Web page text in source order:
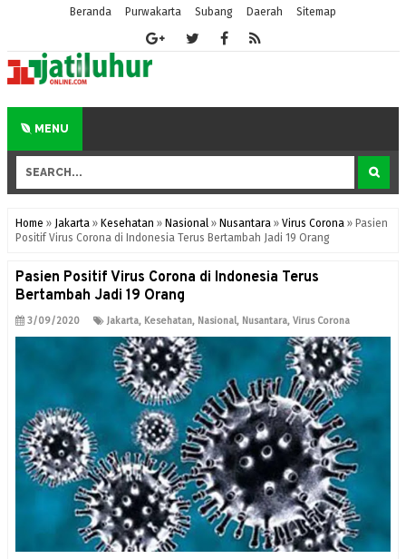
Beranda Purwakarta Subang Daerah Sitemap
MENU
Home » Jakarta » Kesehatan » Nasional » Nusantara » Virus Corona » Pasien
Positif Virus Corona di Indonesia Terus Bertambah Jadi 19 Orang
Pasien Positif Virus Corona di Indonesia Terus
Bertambah Jadi 19 Orang
3/09/2020 Jakarta, Kesehatan, Nasional, Nusantara, Virus Corona